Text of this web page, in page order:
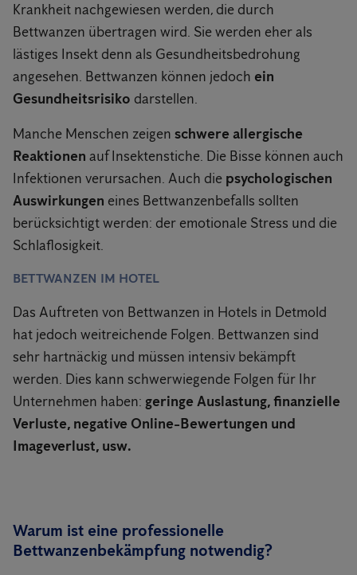
Krankheit nachgewiesen werden, die durch
Bettwanzen übertragen wird. Sie werden eher als
lästiges Insekt denn als Gesundheitsbedrohung
angesehen. Bettwanzen können jedoch ein
Gesundheitsrisiko darstellen.
Manche Menschen zeigen schwere allergische
Reaktionen auf Insektenstiche. Die Bisse können auch
Infektionen verursachen. Auch die psychologischen
Auswirkungen eines Bettwanzenbefalls sollten
berücksichtigt werden: der emotionale Stress und die
Schlaflosigkeit.
BETTWANZEN IM HOTEL
Das Auftreten von Bettwanzen in Hotels in Detmold
hat jedoch weitreichende Folgen. Bettwanzen sind
sehr hartnäckig und müssen intensiv bekämpft
werden. Dies kann schwerwiegende Folgen für Ihr
Unternehmen haben: geringe Auslastung, finanzielle
Verluste, negative Online-Bewertungen und
Imageverlust, usw.
Warum ist eine professionelle
Bettwanzenbekämpfung notwendig?